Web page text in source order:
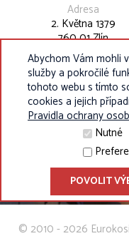
Adresa
2. Května 1379
760 01 Zlín
© 2010 - 2026
Abychom Vám mohli
služby a pokročilé
tohoto webu s tímto
cookies a jejich
Pravidla ochrany
Nutné
POVOLIT